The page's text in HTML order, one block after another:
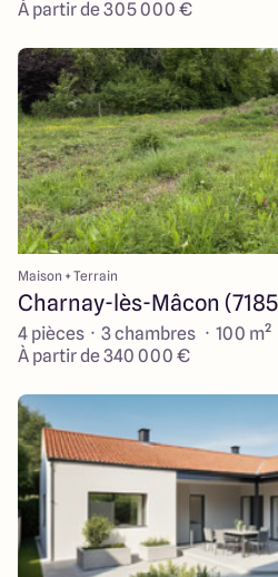
À partir de 305 000 €
Maison + Terrain
Charnay-lès-Mâcon
4 pièces · 3 chambres · 100 m²
À partir de 340 000 €